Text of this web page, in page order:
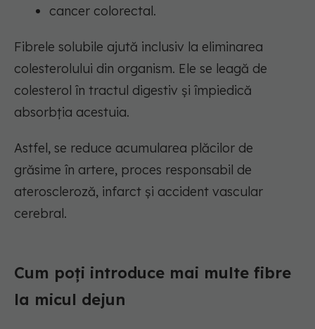
cancer colorectal.
Fibrele solubile ajută inclusiv la eliminarea
colesterolului din organism. Ele se leagă de
colesterol în tractul digestiv și împiedică
absorbția acestuia.
Astfel, se reduce acumularea plăcilor de
grăsime în artere, proces responsabil de
ateroscleroză, infarct și accident vascular
cerebral.
Cum poți introduce mai multe fibre
la micul dejun